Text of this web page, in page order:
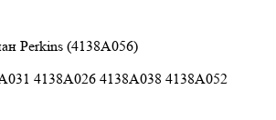
Perkins (4138A056)
4138A026 4138A038 4138A052